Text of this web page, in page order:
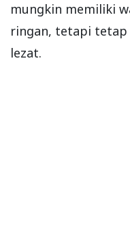
mungkin memiliki
ringan, tetapi tetap
lezat.